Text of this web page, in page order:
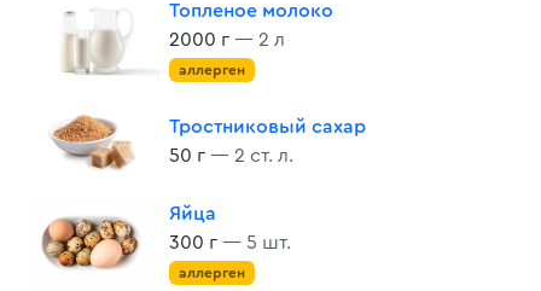
Топленое молоко
2000 г — 2 л
аллерген
Тростниковый сахар
50 г — 2 ст. л.
Яйца
300 г — 5 шт.
аллерген